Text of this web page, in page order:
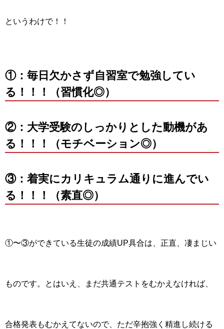
というわけで！！
①：毎日欠かさず自習室で勉強してい
る！！！（習慣化◎）
②：大学受験のしっかりとした動機があ
る！！！（モチベーション◎）
③：着実にカリキュラム通りに進んでい
る！！！（素直◎）
①〜③ができている生徒の成績UP具合は、正直、凄まじい
ものです。 とはいえ、まだ共通テストをむかえなければ、
合格発表もむかえてないので、ただ辛抱強く精進し続ける